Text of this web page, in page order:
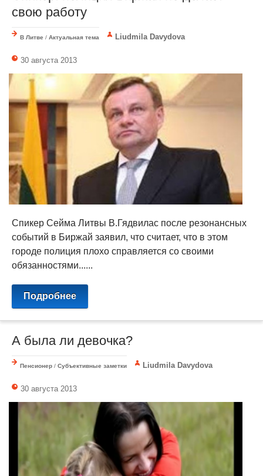
свою работу
В Литве / Актуальная тема Liudmila Davydova
30 августа 2013
Спикер Сейма Литвы В.Гядвилас после резонансных
событий в Биржай заявил, что считает, что в этом
городе полиция плохо справляется со своими
обязанностями......
Подробнее
А была ли девочка?
Пенсионер / Субъективные заметки Liudmila Davydova
30 августа 2013